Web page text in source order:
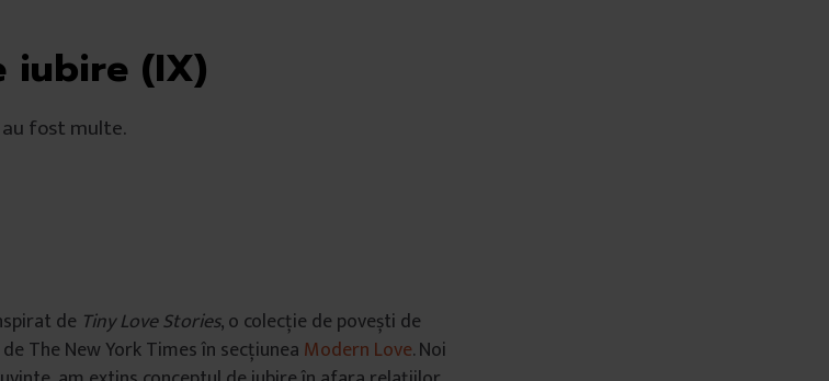
iubire (IX)
fost multe.
de Tiny Love Stories, o colecție de povești de
The New York Times în secțiunea Modern Love. Noi